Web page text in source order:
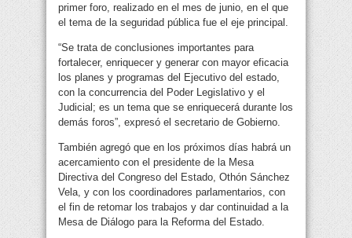
primer foro, realizado en el mes de junio, en el que
el tema de la seguridad pública fue el eje principal.
“Se trata de conclusiones importantes para
fortalecer, enriquecer y generar con mayor eficacia
los planes y programas del Ejecutivo del estado,
con la concurrencia del Poder Legislativo y el
Judicial; es un tema que se enriquecerá durante los
demás foros”, expresó el secretario de Gobierno.
También agregó que en los próximos días habrá un
acercamiento con el presidente de la Mesa
Directiva del Congreso del Estado, Othón Sánchez
Vela, y con los coordinadores parlamentarios, con
el fin de retomar los trabajos y dar continuidad a la
Mesa de Diálogo para la Reforma del Estado.